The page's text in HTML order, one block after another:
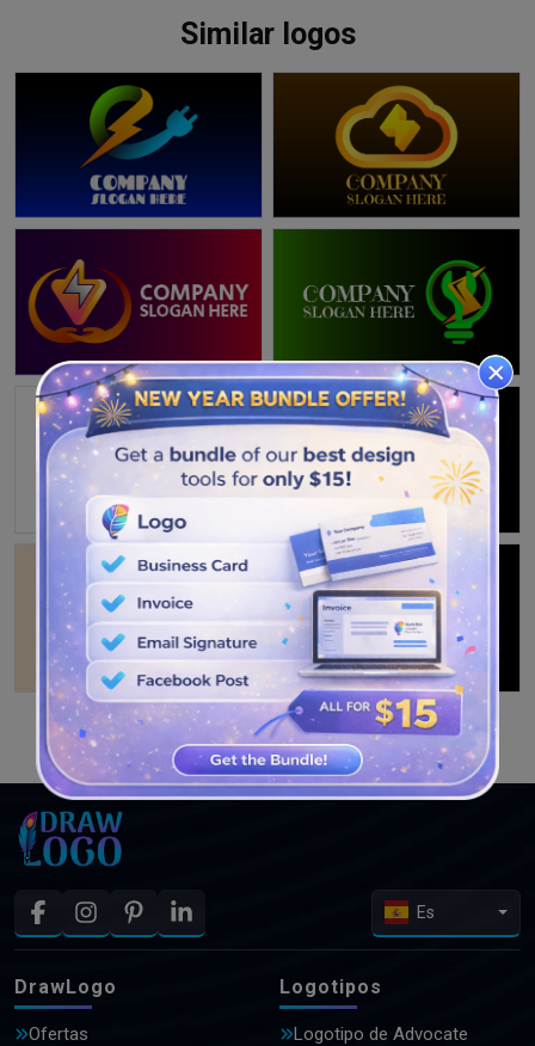
Similar logos
VER MÁS DISEÑOS
Es
DrawLogo
Ofertas
Logotipos
Logotipo de Advocate